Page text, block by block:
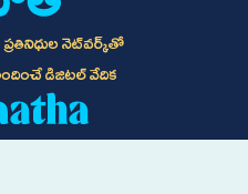
ప్రతినిధుల నెట్‌వర్క్‌తో
డిజిటల్ వేదిక